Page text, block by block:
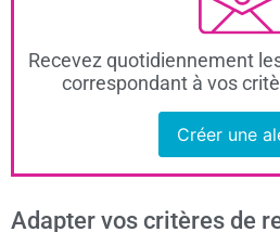
Recevez quotidiennement
correspondant à vos
Créer une
Adapter vos critères de